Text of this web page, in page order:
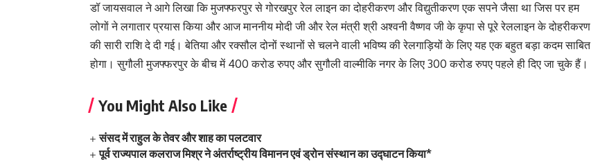
डॉ जायसवाल ने आगे लिखा कि मुजफ्फरपुर से गोरखपुर रेल लाइन का दोहरीकरण और विद्युतीकरण एक सपने जैसा था जिस पर हम
लोगों ने लगातार प्रयास किया और आज माननीय मोदी जी और रेल मंत्री श्री अश्वनी वैष्णव जी के कृपा से पूरे रेललाइन के दोहरीकरण
की सारी राशि दे दी गई। बेतिया और रक्सौल दोनों स्थानों से चलने वाली भविष्य की रेलगाड़ियों के लिए यह एक बहुत बड़ा कदम साबित
होगा। सुगौली मुजफ्फरपुर के बीच में 400 करोड रुपए और सुगौली वाल्मीकि नगर के लिए 300 करोड रुपए पहले ही दिए जा चुके हैं।
You Might Also Like
संसद में राहुल के तेवर और शाह का पलटवार
पूर्व राज्यपाल कलराज मिश्र ने अंतर्राष्ट्रीय विमानन एवं ड्रोन संस्थान का उद्घाटन किया*